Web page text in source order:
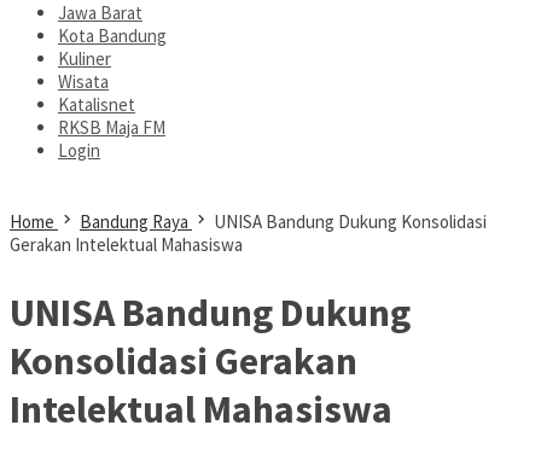
Jawa Barat
Kota Bandung
Kuliner
Wisata
Katalisnet
RKSB Maja FM
Login
Home Bandung Raya
UNISA Bandung Dukung Konsolidasi
Gerakan Intelektual Mahasiswa
UNISA Bandung Dukung
Konsolidasi Gerakan
Intelektual Mahasiswa